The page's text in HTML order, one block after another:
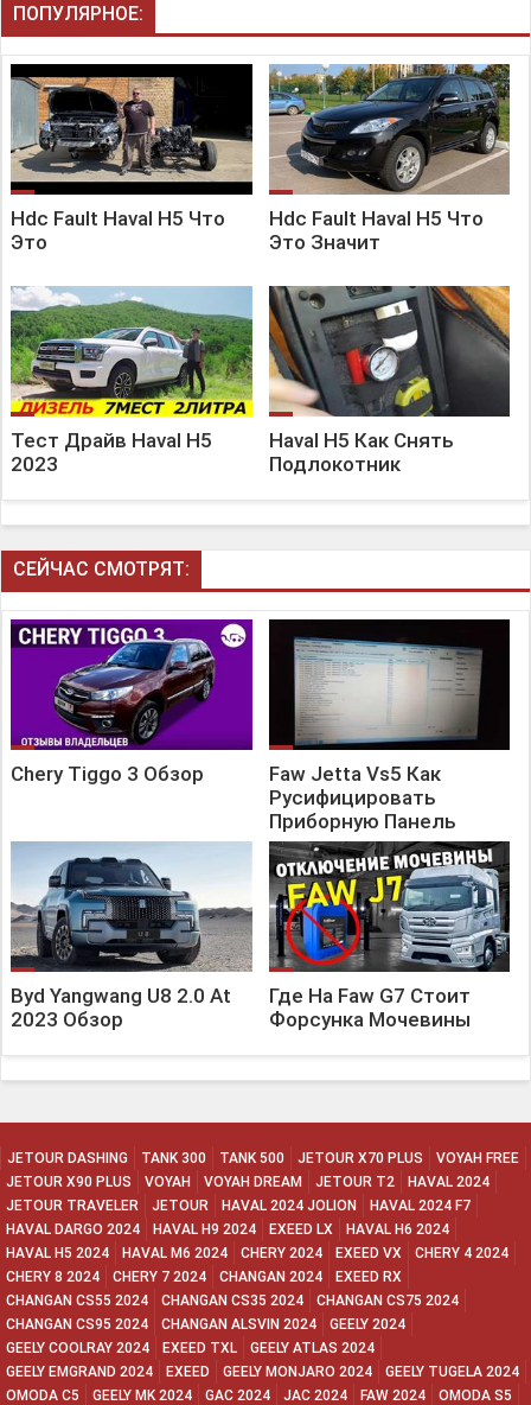
ПОПУЛЯРНОЕ:
Hdc Fault Haval H5 Что
Это
Hdc Fault Haval H5 Что
Это Значит
Тест Драйв Haval H5
2023
Haval H5 Как Снять
Подлокотник
СЕЙЧАС СМОТРЯТ:
Chery Tiggo 3 Обзор
Faw Jetta Vs5 Как
Русифицировать
Приборную Панель
Byd Yangwang U8 2.0 At
2023 Обзор
Где На Faw G7 Стоит
Форсунка Мочевины
JETOUR DASHING TANK 300 TANK 500 JETOUR X70 PLUS
VOYAH FREE
JETOUR X90 PLUS
VOYAH VOYAH DREAM JETOUR T2
HAVAL 2024
JETOUR TRAVELER
JETOUR HAVAL 2024 JOLION
HAVAL 2024 F7
HAVAL DARGO 2024
HAVAL H9 2024 EXEED LX
HAVAL H6 2024
HAVAL H5 2024
HAVAL M6 2024 CHERY 2024 EXEED VX
CHERY 4 2024
CHERY 8 2024
CHERY 7 2024 CHANGAN 2024
EXEED RX
CHANGAN CS55 2024
CHANGAN CS35 2024
CHANGAN CS75 2024
CHANGAN CS95 2024
CHANGAN ALSVIN 2024
GEELY 2024
GEELY COOLRAY 2024
EXEED TXL
GEELY ATLAS 2024
GEELY EMGRAND 2024
EXEED GEELY MONJARO 2024
GEELY TUGELA 2024
OMODA C5
GEELY MK 2024 GAC 2024 JAC 2024 FAW 2024 OMODA S5